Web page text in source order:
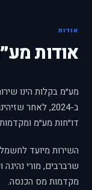
אודות
אודות
מע״מ בקלות הינו
ב-2024, לאחר
דו״חות מע״מ
השירות מיועד
שרברבים, מורי
מקדמות מס הכנסה.